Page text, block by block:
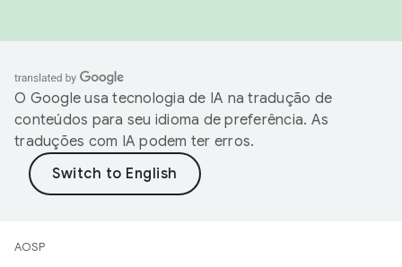
O Google usa tecnologia de IA na tradução de
conteúdos para seu idioma de preferência. As
traduções com IA podem ter erros.
AOSP